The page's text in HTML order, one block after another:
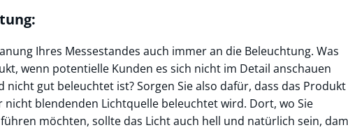
Ihres Messestandes auch immer an die Beleuchtung. Was
wenn potentielle Kunden es sich nicht im Detail anschauen
nicht gut beleuchtet ist? Sorgen Sie also dafür, dass das Produkt
nicht blendenden Lichtquelle beleuchtet wird. Dort, wo Sie
möchten, sollte das Licht auch hell und natürlich sein,